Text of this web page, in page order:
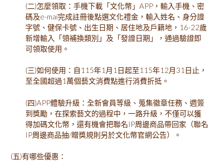
(二)怎麼領取：手機下載「文化幣」APP，輸入手機、密
碼及e-mai完成註冊後點選文化禮金，輸入姓名、身分證
字號、健保卡號、出生日期、居住地及戶籍地，16-22歲
新增輸入「領補換類別」及「發證日期」，通過驗證即
可領取使用。
(三)如何使用：自115年1月1日起至115年12月31日止，
至全國超過1萬個藝文消費點進行消費折抵。
(四)APP體驗升級：全新會員等級、蒐集徽章任務、週簽
到獎勵，在探索藝文的過程中，一路升級，不僅可以獲
得加碼文化幣，還有機會把聯名IP周邊商品帶回家（聯名
IP周邊商品抽/贈獎規則另於文化幣官網公告）。
(五)有哪些優惠：